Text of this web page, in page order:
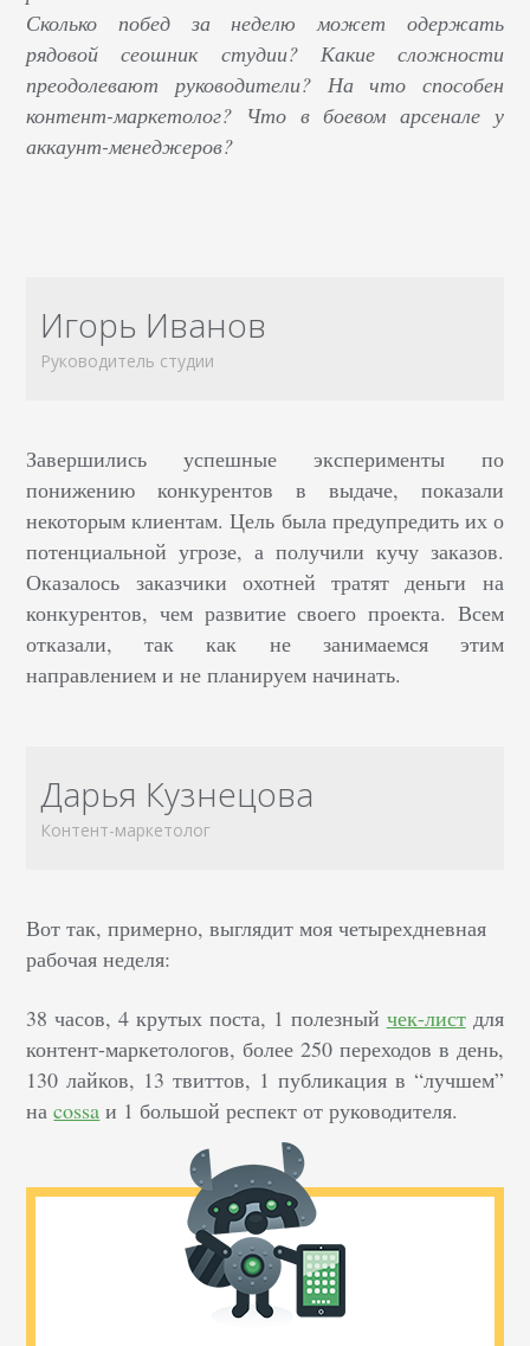
Сколько побед за неделю может одержать
рядовой сеошник студии? Какие сложности
преодолевают руководители? На что способен
контент-маркетолог? Что в боевом арсенале у
аккаунт-менеджеров?
Игорь Иванов
Руководитель студии
Завершились успешные эксперименты по
понижению конкурентов в выдаче, показали
некоторым клиентам. Цель была предупредить их о
потенциальной угрозе, а получили кучу заказов.
Оказалось заказчики охотней тратят деньги на
конкурентов, чем развитие своего проекта. Всем
отказали, так как не занимаемся этим
направлением и не планируем начинать.
Дарья Кузнецова
Контент-маркетолог
Вот так, примерно, выглядит моя четырехдневная
рабочая неделя:
38 часов, 4 крутых поста, 1 полезный чек-листдля
контент-маркетологов, более 250 переходов в день,
130 лайков, 13 твиттов, 1 публикация в “лучшем”
наcossa и 1 большой респект от руководителя.